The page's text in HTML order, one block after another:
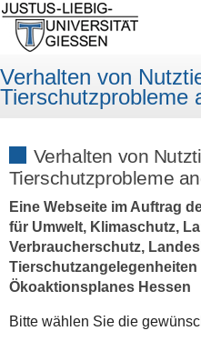
Verhalten von
Tierschutzprobleme
Verhalten von
Tierschutzprobleme
Eine Webseite im Auftrag
für Umwelt, Klimaschutz,
Verbraucherschutz,
Ökoaktionsplanes Hessen
Bitte wählen Sie die